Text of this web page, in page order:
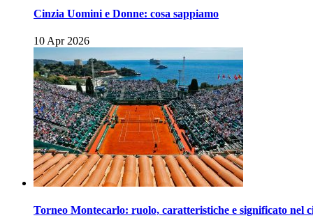
Cinzia Uomini e Donne: cosa sappiamo
10 Apr 2026
Torneo Montecarlo: ruolo, caratteristiche e significato nel